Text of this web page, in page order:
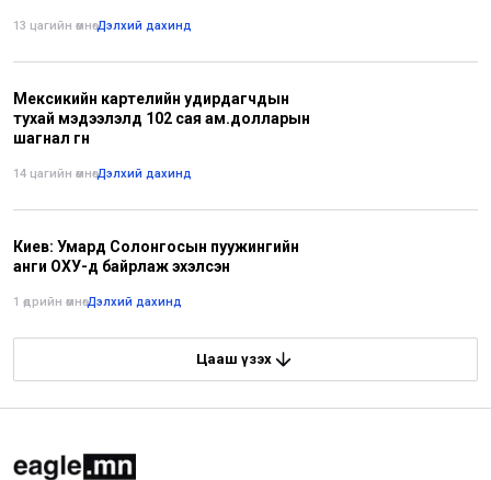
13 цагийн өмнө•Дэлхий дахинд
Мексикийн картелийн удирдагчдын
тухай мэдээлэлд 102 сая ам.долларын
шагнал өгнө
14 цагийн өмнө•Дэлхий дахинд
Киев: Умард Солонгосын пуужингийн
анги ОХУ-д байрлаж эхэлсэн
1 өдрийн өмнө•Дэлхий дахинд
Цааш үзэх